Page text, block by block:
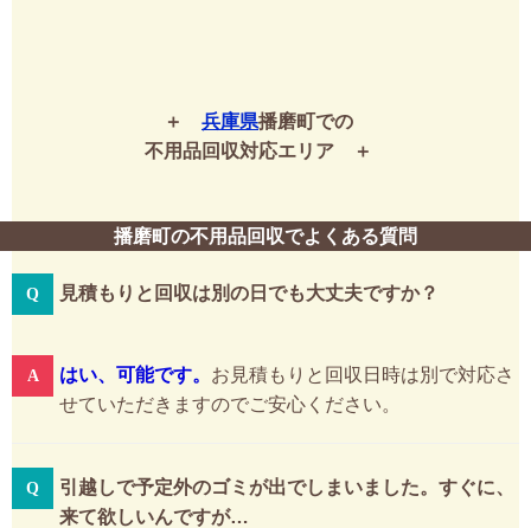
兵庫県播磨町での
不用品回収対応エリア
播磨町の不用品回収でよくある質問
見積もりと回収は別の日でも大丈夫ですか？
はい、可能です。 お見積もりと回収日時は別で対応さ
せていただきますのでご安心ください。
引越しで予定外のゴミが出でしまいました。すぐに、
来て欲しいんですが…